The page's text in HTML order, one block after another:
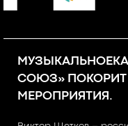
СОЮЗ» ПОКОРИТ
МЕРОПРИЯТИЯ.